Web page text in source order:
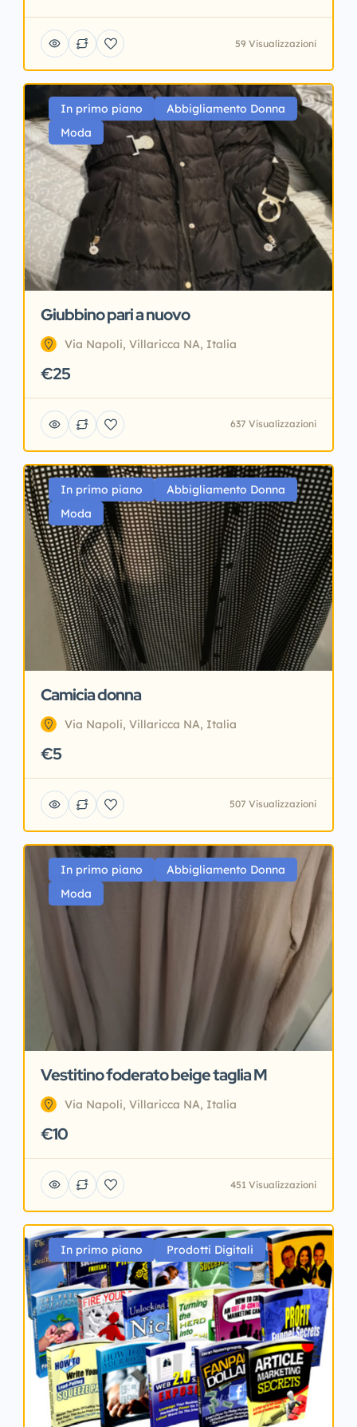
59 Visualizzazioni
In primo piano
Abbigliamento Donna
Moda
Giubbino pari a nuovo
Via Napoli, Villaricca NA, Italia
€25
637 Visualizzazioni
In primo piano
Abbigliamento Donna
Moda
Camicia donna
Via Napoli, Villaricca NA, Italia
€5
507 Visualizzazioni
In primo piano
Abbigliamento Donna
Moda
Vestitino foderato beige taglia M
Via Napoli, Villaricca NA, Italia
€10
451 Visualizzazioni
In primo piano Prodotti Digitali